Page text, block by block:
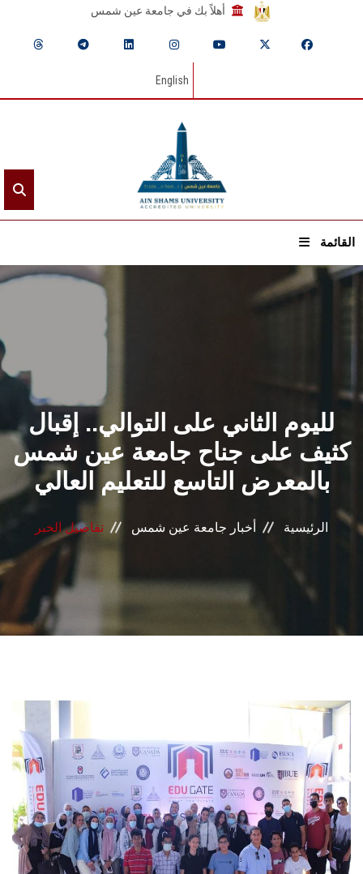
أهلاً بك في جامعة عين شمس
English
القائمة
الرئيسيـة
القطاعـات
الشئون الأكاديمية
البحث العلمي
المراكز والوحدات
الأنظمة الذكية
الطلاب
هيئة التدريس
الدراسات العليا
الخريجين
لليوم الثاني على التوالي.. إقبال
كثيف على جناح جامعة عين شمس
بالمعرض التاسع للتعليم العالي
الرئيسية أخبار جامعة عين شمس تفاصيل الخبر